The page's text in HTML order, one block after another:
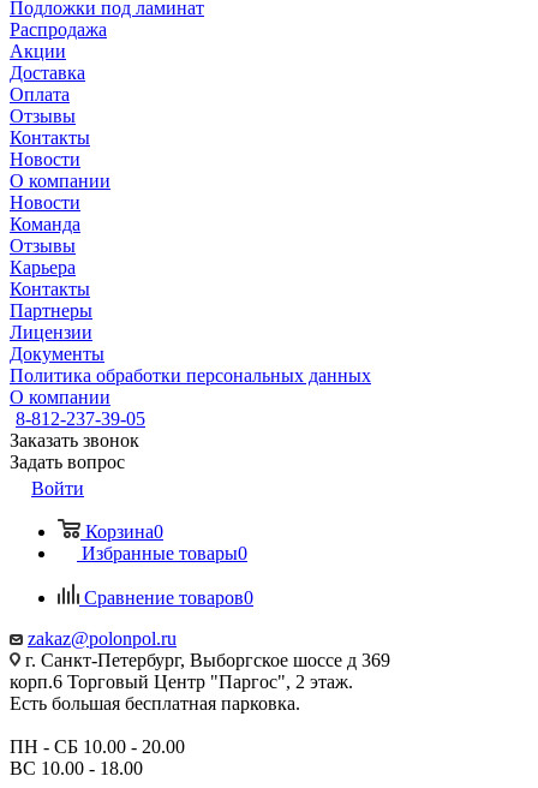
Подложки под ламинат
Распродажа
Акции
Доставка
Оплата
Отзывы
Контакты
Новости
О компании
Новости
Команда
Отзывы
Карьера
Контакты
Партнеры
Лицензии
Документы
Политика обработки персональных данных
О компании
8-812-237-39-05
Заказать звонок
Задать вопрос
Войти
Корзина0
Избранные товары0
Сравнение товаров0
zakaz@polonpol.ru
г. Санкт-Петербург, Выборгское шоссе д 369
корп.6 Торговый Центр "Паргос", 2 этаж.
Есть большая бесплатная парковка.
ПН - СБ 10.00 - 20.00
ВС 10.00 - 18.00